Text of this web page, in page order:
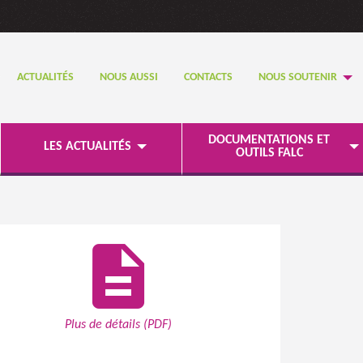
ACTUALITÉS NOUS AUSSI CONTACTS NOUS SOUTENIR
LES ACTUALITÉS
DOCUMENTATIONS ET
OUTILS FALC
description
Plus de détails (PDF)